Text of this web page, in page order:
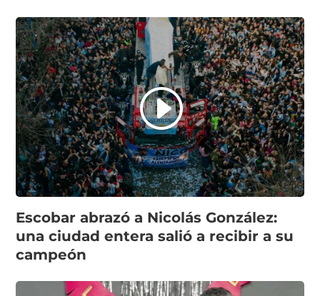
Escobar abrazó a Nicolás González:
una ciudad entera salió a recibir a su
campeón